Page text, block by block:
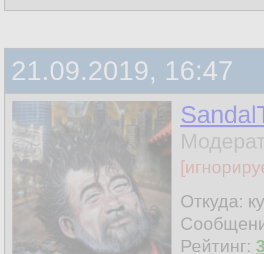
21.09.2019, 16:47
Откуда:
Рейтинг: